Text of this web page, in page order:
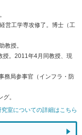
営工学専攻修了。博士（工
教授。
授。2011年4月同教授、現
務局参事官（インフラ・防
。
室についての詳細はこちら